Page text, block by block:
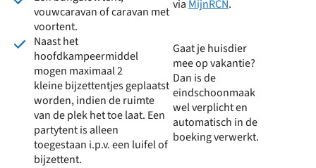
vouwcaravan of caravan met
voortent.
Naast het
hoofdkampeermiddel
mogen maximaal 2
kleine bijzettentjes geplaatst
worden, indien de ruimte
van de plek het toe laat. Een
partytent is alleen
toegestaan i.p.v. een luifel of
bijzettent.
via MijnRCN.
Gaat je huisdier
mee op vakantie?
Dan is de
eindschoonmaak
wel verplicht en
automatisch in de
boeking verwerkt.